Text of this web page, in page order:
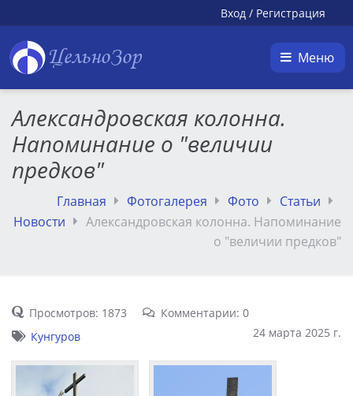
Вход / Регистрация
ЦельноЗор Меню
Александровская колонна.
Напоминание о "величии
предков"
Главная Фотогалерея Фото
Статьи
Новости
Александровская колонна. Напоминание
о "величии предков"
Просмотров: 1873
Комментарии: 0
24 марта 2025 г.
Кунгуров